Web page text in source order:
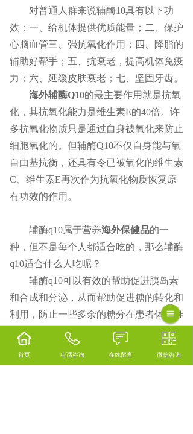
对普通人群来说辅酶10具有以下功
效：一、给机体提供优质能量；二、保护
心脑血管三、强抗氧化作用；四、降脂的
辅助好帮手；五、抗衰老，提高机体免疫
力；六、延缓皮肤衰老；七、坚固牙齿。
海外辅酶Q10的最主要作用就是抗氧
化，其抗氧化能力是维生素E的40倍。许
多抗氧化物质只是通过自身被氧化来防止
细胞氧化的。但辅酶Q10不仅自身能与氧
自由基抗衡，还具有令已被氧化的维生素
C、维生素E再次作为抗氧化物质恢复原
有功效的作用。
辅酶q10属于营养海外保健品的一
种，但不是每个人都适合吃的，那么辅酶
q10适合什么人吃呢？
辅酶q10可以有效的帮助促进胰岛素
和合成和分泌，从而帮助促进糖的转化和
利用，防止一些多余的糖分在患者体内堆
积从而导致病情的加重。因此糖尿病患者
服用辅酶q10以后具有显著的降血糖功
效。
首页 电话咨询 在线留言 微信咨询